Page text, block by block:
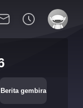
Berita gembira